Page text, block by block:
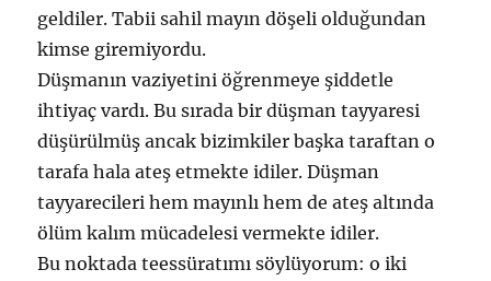
geldiler. Tabii sahil mayın döşeli olduğundan
kimse giremiyordu.
Düşmanın vaziyetini öğrenmeye şiddetle
ihtiyaç vardı. Bu sırada bir düşman tayyaresi
düşürülmüş ancak bizimkiler başka taraftan o
tarafa hala ateş etmekte idiler. Düşman
tayyarecileri hem mayınlı hem de ateş altında
ölüm kalım mücadelesi vermekte idiler.
Bu noktada teessüratımı söylüyorum: o iki